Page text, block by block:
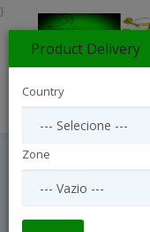
CESTA
}
Product Delivery
Country
Zone